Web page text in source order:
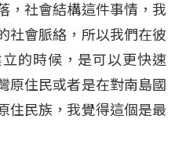
，社會結構這件事情，我
社會脈絡，所以我們在彼
的時候，是可以更快速
原住民或者是在對南島國
住民族，我覺得這個是最